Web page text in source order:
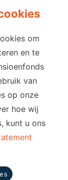
291
om
en te
van
op onze
hoe wij
kunt u ons